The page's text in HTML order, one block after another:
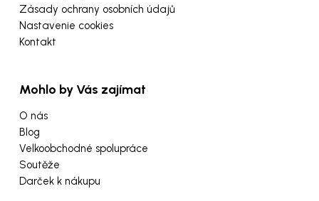
Zásady ochrany osobních údajů
Nastavenie cookies
Kontakt
Mohlo by Vás zajímat
O nás
Blog
Velkoobchodné spolupráce
Soutěže
Darček k nákupu